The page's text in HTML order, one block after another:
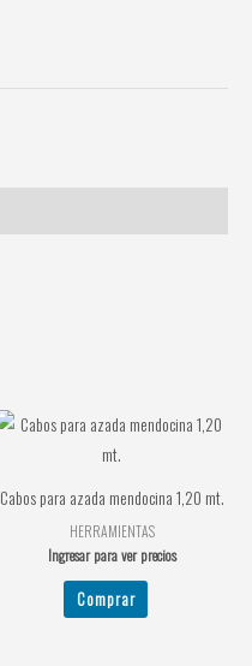
Cabos para azada mendocina 1,20 mt.
HERRAMIENTAS
Ingresar para ver precios
Comprar